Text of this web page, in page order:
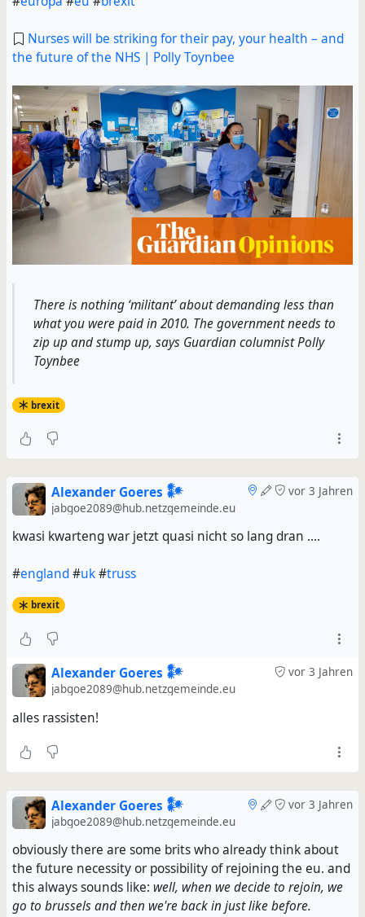
Nurses will be striking for their pay, your health – and
the future of the NHS | Polly Toynbee
There is nothing ‘militant’ about demanding less than
what you were paid in 2010. The government needs to
zip up and stump up, says Guardian columnist Polly
Toynbee
brexit
vor 3 Jahren
Alexander Goeres 𒀯
jabgoe2089@hub.netzgemeinde.eu
kwasi kwarteng war jetzt quasi nicht so lang dran ....
#england#uk#truss
brexit
vor 3 Jahren
Alexander Goeres 𒀯
jabgoe2089@hub.netzgemeinde.eu
alles rassisten!
vor 3 Jahren
Alexander Goeres 𒀯
jabgoe2089@hub.netzgemeinde.eu
obviously there are some brits who already think about
the future necessity or possibility of rejoining the eu. and
this always sounds like: well, when we decide to rejoin, we
go to brussels and then we're back in just like before.